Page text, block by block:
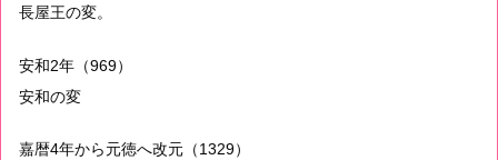
長屋王の変。
安和2年（969）
安和の変
嘉暦4年から元徳へ改元（1329）